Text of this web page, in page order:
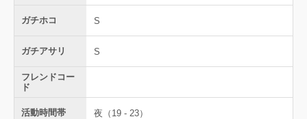
ガチホコ S
ガチアサリ S
フレンドコー
ド
活動時間帯 夜（19 - 23）